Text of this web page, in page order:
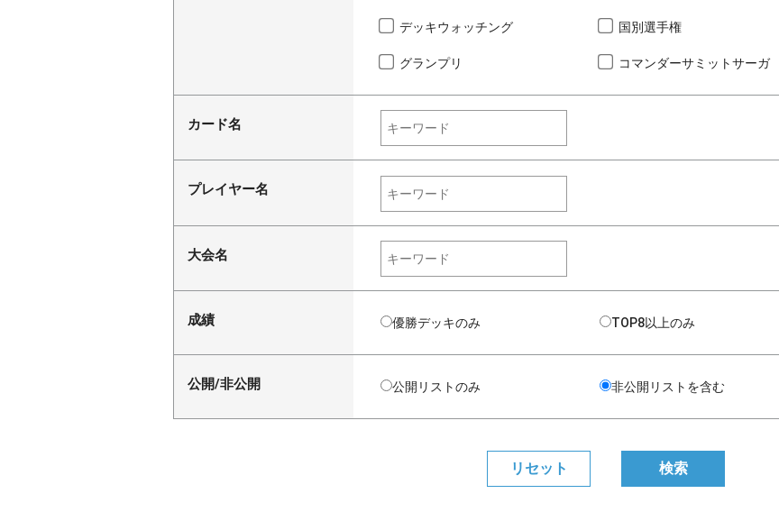
デッキウォッチング 国別選手権
グランプリ コマンダーサミットサーガ
カード名
プレイヤー名
大会名
成績 優勝デッキのみ TOP8以上のみ
公開/非公開 公開リストのみ 非公開リストを含む